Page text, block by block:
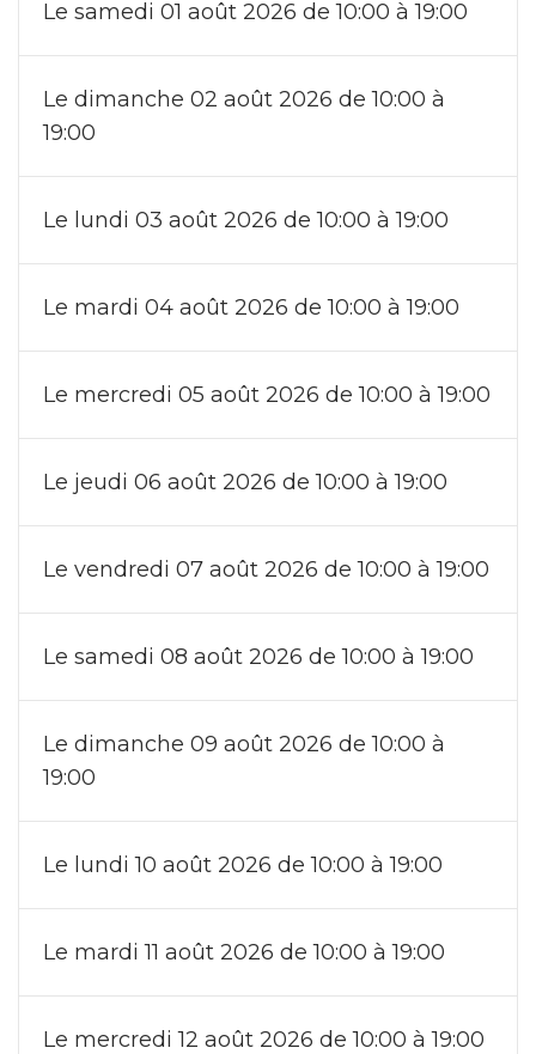
Le samedi 01 août 2026 de 10:00 à 19:00
Le dimanche 02 août 2026 de 10:00 à
19:00
Le lundi 03 août 2026 de 10:00 à 19:00
Le mardi 04 août 2026 de 10:00 à 19:00
Le mercredi 05 août 2026 de 10:00 à 19:00
Le jeudi 06 août 2026 de 10:00 à 19:00
Le vendredi 07 août 2026 de 10:00 à 19:00
Le samedi 08 août 2026 de 10:00 à 19:00
Le dimanche 09 août 2026 de 10:00 à
19:00
Le lundi 10 août 2026 de 10:00 à 19:00
Le mardi 11 août 2026 de 10:00 à 19:00
Le mercredi 12 août 2026 de 10:00 à 19:00